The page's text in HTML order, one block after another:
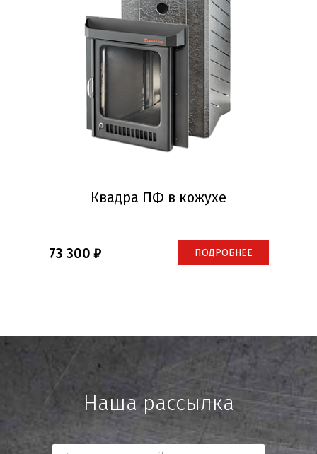
Квадра ПФ в кожухе
73 300 ПОДРОБНЕЕ
Наша рассылка